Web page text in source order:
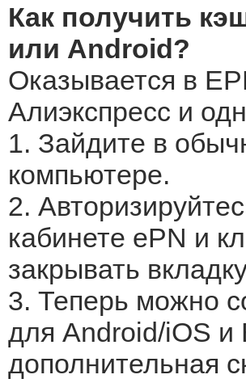
Как получить
или Android?
Оказывается в
Алиэкспресс и
1. Зайдите в
компьютере.
2.
кабинете ePN и
закрывать
3. Теперь можно
для Android/iOS и
дополнительная